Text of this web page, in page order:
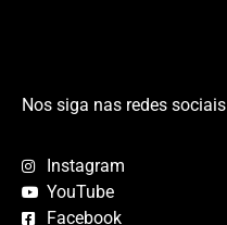
Nos siga nas redes sociais
Instagram
YouTube
Facebook